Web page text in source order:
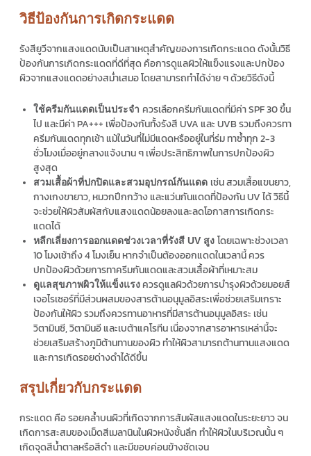
วิธีป้องกันการเกิดกระแดด
รังสียูวีจากแสงแดดนับเป็นสาเหตุสำคัญของการเกิดกระแดด ดังนั้นวิธี
ป้องกันการเกิดกระแดดที่ดีที่สุด คือการดูแลผิวให้แข็งแรงและปกป้อง
ผิวจากแสงแดดอย่างสม่ำเสมอ โดยสามารถทำได้ง่าย ๆ ด้วยวิธีดังนี้
ใช้ครีมกันแดดเป็นประจำ ควรเลือกครีมกันแดดที่มีค่า SPF 30 ขึ้น
ไป และมีค่า PA+++ เพื่อป้องกันทั้งรังสี UVA และ UVB รวมถึงควรทา
ครีมกันแดดทุกเช้า แม้ในวันที่ไม่มีแดดหรืออยู่ในที่ร่ม ทาซ้ำทุก 2-3
ชั่วโมงเมื่ออยู่กลางแจ้งนาน ๆ เพื่อประสิทธิภาพในการปกป้องผิว
สูงสุด
สวมเสื้อผ้าที่ปกปิดและสวมอุปกรณ์กันแดด เช่น สวมเสื้อแขนยาว,
กางเกงขายาว, หมวกปีกกว้าง และแว่นกันแดดที่ป้องกัน UV ได้ วิธีนี้
จะช่วยให้ผิวสัมผัสกับแสงแดดน้อยลงและลดโอกาสการเกิดกระ
แดดได้
หลีกเลี่ยงการออกแดดช่วงเวลาที่รังสี UV สูง โดยเฉพาะช่วงเวลา
10 โมงเช้าถึง 4 โมงเย็น หากจำเป็นต้องออกแดดในเวลานี้ ควร
ปกป้องผิวด้วยการทาครีมกันแดดและสวมเสื้อผ้าที่เหมาะสม
ดูแลสุขภาพผิวให้แข็งแรง ควรดูแลผิวด้วยการบำรุงผิวด้วยมอยส์
เจอไรเซอร์ที่มีส่วนผสมของสารต้านอนุมูลอิสระเพื่อช่วยเสริมเกราะ
ป้องกันให้ผิว รวมถึงควรทานอาหารที่มีสารต้านอนุมูลอิสระ เช่น
วิตามินซี, วิตามินอี และเบต้าแคโรทีน เนื่องจากสารอาหารเหล่านี้จะ
ช่วยเสริมสร้างภูมิต้านทานของผิว ทำให้ผิวสามารถต้านทานแสงแดด
และการเกิดรอยด่างดำได้ดีขึ้น
สรุปเกี่ยวกับกระแดด
กระแดด คือ รอยคล้ำบนผิวที่เกิดจากการสัมผัสแสงแดดในระยะยาว จน
เกิดการสะสมของเม็ดสีเมลานินในผิวหนังชั้นลึก ทำให้ผิวในบริเวณนั้น ๆ
เกิดจุดสีน้ำตาลหรือสีดำ และมีขอบค่อนข้างชัดเจน